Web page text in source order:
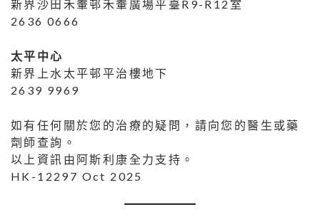
新界沙田禾輋邨禾輋廣場平臺R9-R12室
2636 0666
太平中心
新界上水太平邨平治樓地下
2639 9969
如有任何關於您的治療的疑問，請向您的醫生或藥
劑師查詢。
以上資訊由阿斯利康全力支持。
HK-12297 Oct 2025